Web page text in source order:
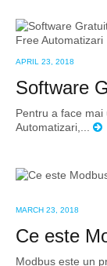
APRIL 23, 2018
Software
Pentru a face
Automatizari,...
MARCH 23, 2018
Ce este
Modbus este un